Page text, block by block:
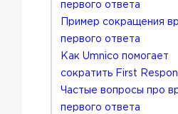
первого ответа
Пример сокращения
первого ответа
Как Umnico помогает
сократить First
Частые вопросы про
первого ответа